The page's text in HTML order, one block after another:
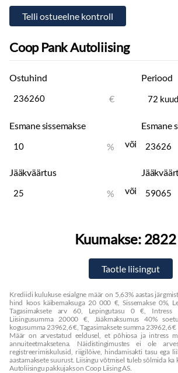
Coop Pank Autoliising
Ostuhind
€
Periood
Esmane sissemakse
%
või
Esmane
Jääkväärtus
%
või
Kuumakse:
Krediidi kulukuse esialgne määr on 5,63% aastas
hind koos käibemaksuga 20 000 €, Sissemakse 0%,
Tagasimaksete arv 60, Lepingutasu 0 €, Intress
Liisingusumma 20000 €, Jääkmaksumus 40%
kogusumma 23962,6 €, Tagasimaksete summa 23962,6 €
Määr on arvestatud eeldusel, et põhiosa ja intress
annuiteetmaksetena. Näidistingimustes ei ole
registreerimiskulusid, riigilõive, hindamisakti tasu ega
aastamaksete suurust. Liisingu võtmisel tuleb sõlmida ka
Autoliisingu pakkujaks on Coop Liising AS.